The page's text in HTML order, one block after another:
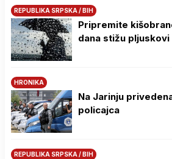
REPUBLIKA SRPSKA / BIH
Pripremite
dana stižu
HRONIKA
Na Јarinju
policajca
REPUBLIKA SRPSKA / BIH